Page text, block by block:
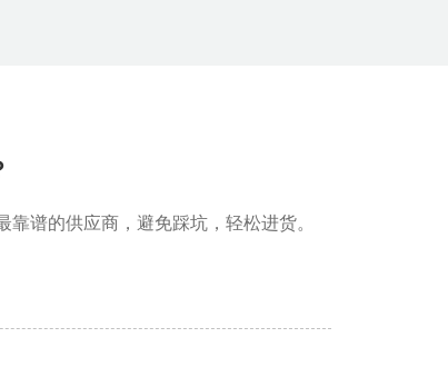
谱的供应商，避免踩坑，轻松进货。